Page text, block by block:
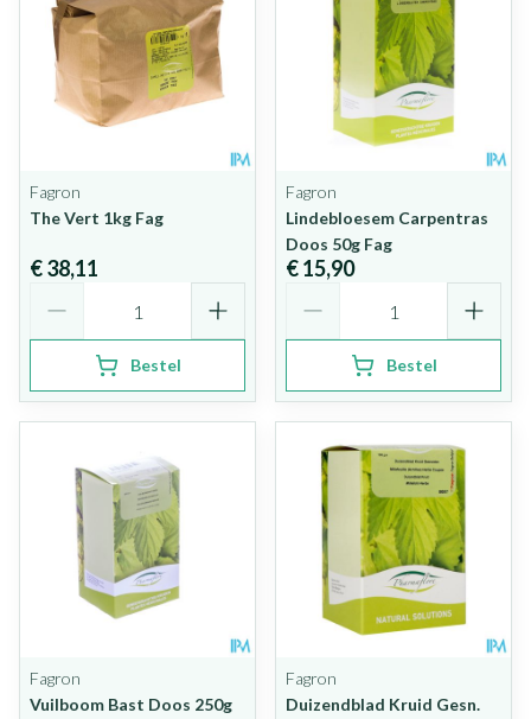
Fagron
The Vert 1kg Fag
€ 38,11
Bestel
Fagron
Lindebloesem Carpentras
Doos 50g Fag
€ 15,90
Bestel
Fagron
Vuilboom Bast Doos 250g
Fagron
Duizendblad Kruid Gesn.